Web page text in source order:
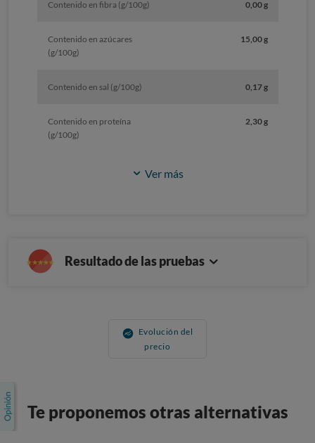
Contenido en fibra (g/100g) 0,00 g
Contenido en azúcares
(g/100g)
15,00 g
Contenido en sal (g/100g) 0,17 g
Contenido en proteína
(g/100g)
2,30 g
Ver más
Resultado de las pruebas
Evolución del
precio
Te proponemos otras alternativas